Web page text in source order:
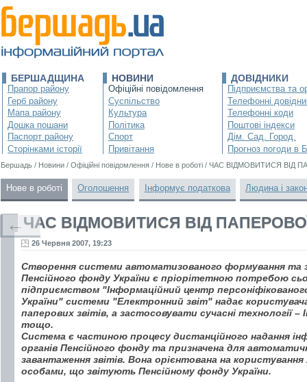
БЕРШАДЩИНА
Прапор району
Герб району
Мапа району
Дошка пошани
Паспорт району
Сторінками історії
НОВИНИ
Офіційні повідомлення
Суспільство
Культура
Політика
Спорт
Привітання
ДОВІДНИКИ
Підприємства та
Телефонні
Телефонні коди
Поштові індекси
Дім. Сад. Город.
Прогноз погоди в
Бершадь / Новини / Офіційні повідомлення / Нове в роботі / ЧАС ВІДМОВИТИСЯ ВІД
Нове в роботі Оголошення Інформує податкова Людина і
ЧАС ВІДМОВИТИСЯ ВІД
26 Червня 2007, 19:23
Створення системи автоматизованого формування та
Пенсійного фонду України є пріорітетною потребою
підприємством "Інформаційний центр
України" системи "Електронний звіт" надає
паперових звітів, а застосовувати сучасні технології
тощо.
Система є частиною процесу дистанційного надання
органів Пенсійного фонду та призначена для
завантаження звітів. Вона орієнтована на
особами, що звітують Пенсійному фонду України.
←